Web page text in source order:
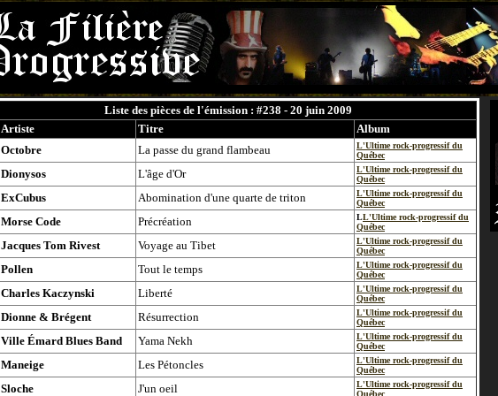
Liste des pièces de l'émission : #238 - 20 juin 2009
Artiste Titre Album
Octobre La passe du grand flambeau
L'Ultime rock-progressif du
Québec
Dionysos L'âge d'Or
L'Ultime rock-progressif du
Québec
ExCubus Abomination d'une quarte de triton
L'Ultime rock-progressif du
Québec
Morse Code Précréation LL'Ultime rock-progressif du
Québec
Jacques Tom Rivest Voyage au Tibet
L'Ultime rock-progressif du
Québec
Pollen Tout le temps
L'Ultime rock-progressif du
Québec
Charles Kaczynski Liberté
L'Ultime rock-progressif du
Québec
Dionne & Brégent Résurrection
L'Ultime rock-progressif du
Québec
Ville Émard Blues Band Yama Nekh
L'Ultime rock-progressif du
Québec
Maneige Les Pétoncles
L'Ultime rock-progressif du
Québec
Sloche J'un oeil
L'Ultime rock-progressif du
Québec